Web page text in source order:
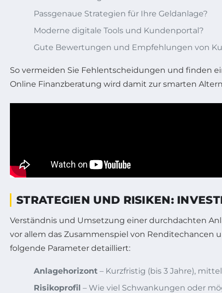
Passgenaue Strategien für Ihre Geldanlage?
Moderne digitale Tools und Kundenportal?
Gute Bewertungen und Empfehlungen von
So vermeiden Sie Fehlentscheidungen und finden
Online Finanzberatung wird damit zur smarten
STRATEGIEN UND RISIKEN:
Verständnis und Umsetzung einer durchdachten
vor allem das Zusammenspiel von
folgende Parameter detailliert:
Anlagehorizont – Kurzfristig (bis 3 Jahre),
Risikoprofil – Wie viel Schwankungen oder